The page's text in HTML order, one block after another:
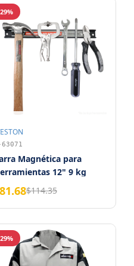
63071
Magnética para
12" 9 kg
$114.35